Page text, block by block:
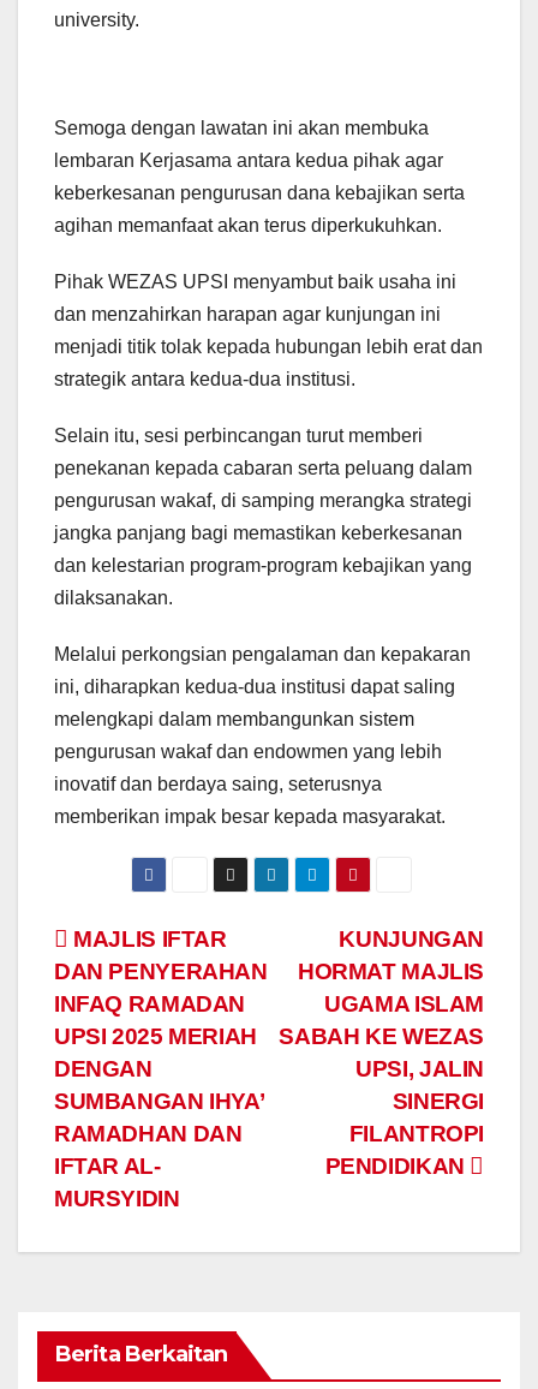
university.
Semoga dengan lawatan ini akan membuka
lembaran Kerjasama antara kedua pihak agar
keberkesanan pengurusan dana kebajikan serta
agihan memanfaat akan terus diperkukuhkan.
Pihak WEZAS UPSI menyambut baik usaha ini
dan menzahirkan harapan agar kunjungan ini
menjadi titik tolak kepada hubungan lebih erat dan
strategik antara kedua-dua institusi.
Selain itu, sesi perbincangan turut memberi
penekanan kepada cabaran serta peluang dalam
pengurusan wakaf, di samping merangka strategi
jangka panjang bagi memastikan keberkesanan
dan kelestarian program-program kebajikan yang
dilaksanakan.
Melalui perkongsian pengalaman dan kepakaran
ini, diharapkan kedua-dua institusi dapat saling
melengkapi dalam membangunkan sistem
pengurusan wakaf dan endowmen yang lebih
inovatif dan berdaya saing, seterusnya
memberikan impak besar kepada masyarakat.
Navigasi
kiriman
KUNJUNGAN
HORMAT MAJLIS
UGAMA ISLAM
SABAH KE WEZAS
UPSI, JALIN
SINERGI
FILANTROPI
PENDIDIKAN
MAJLIS IFTAR
DAN PENYERAHAN
INFAQ RAMADAN
UPSI 2025 MERIAH
DENGAN
SUMBANGAN IHYA’
RAMADHAN DAN
IFTAR AL-
MURSYIDIN
Berita Berkaitan